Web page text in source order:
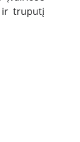
ir truputį